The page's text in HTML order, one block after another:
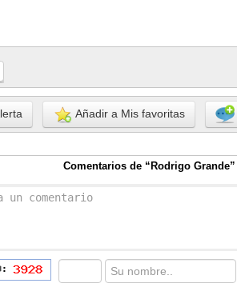
Añadir a Mis favoritas
Comentarios de “Rodrigo Grande”